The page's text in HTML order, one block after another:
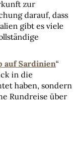
zur
darauf, dass
gibt es viele
auf Sardinien“
in die
haben, sondern
Rundreise über